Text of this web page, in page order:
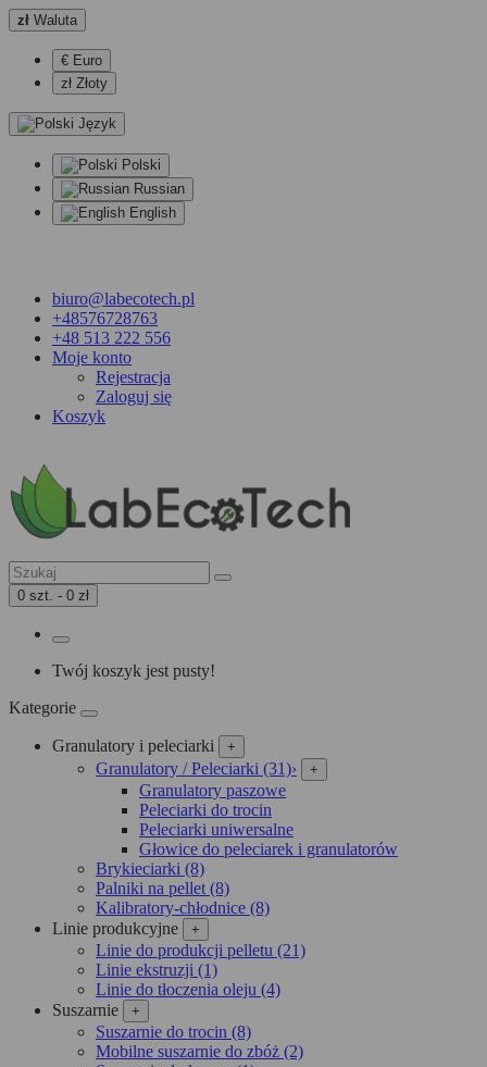
zł Waluta
€ Euro
zł Złoty
Język
Polski
Russian
English
biuro@labecotech.pl
+48576728763
+48 513 222 556
Moje konto
Rejestracja
Zaloguj się
Koszyk
0 szt. - 0 zł
Twój koszyk jest pusty!
Kategorie
Granulatory i peleciarki +
Granulatory / Peleciarki (31)› +
Granulatory paszowe
Peleciarki do trocin
Peleciarki uniwersalne
Głowice do peleciarek i granulatorów
Brykieciarki (8)
Palniki na pellet (8)
Kalibratory-chłodnice (8)
Linie produkcyjne
+
Linie do produkcji pelletu (21)
Linie ekstruzji (1)
Linie do tłoczenia oleju (4)
Suszarnie
+
Suszarnie do trocin (8)
Mobilne suszarnie do zbóż (2)